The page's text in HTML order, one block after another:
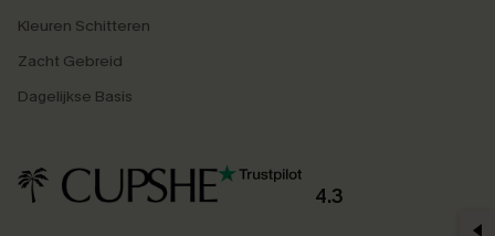
Kleuren Schitteren
Zacht Gebreid
Dagelijkse Basis
4.3